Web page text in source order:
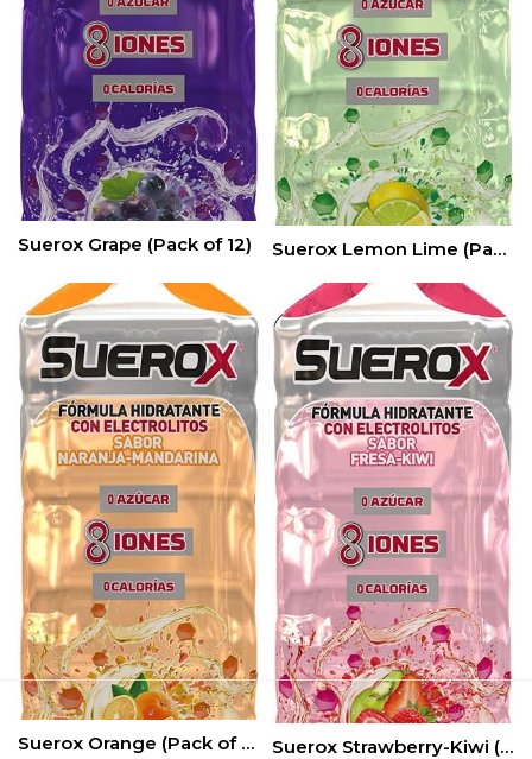
Suerox Grape (Pack of 12) Suerox Lemon Lime (Pack of 12)
Suerox Orange (Pack of 12) Suerox Strawberry-Kiwi (Pack of 12)